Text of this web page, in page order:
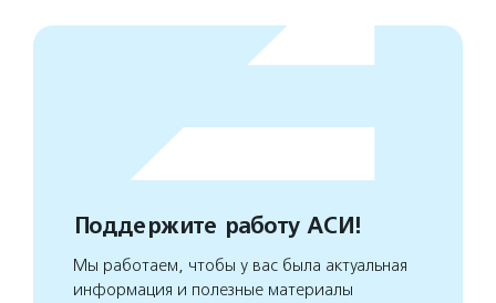
Поддержите работу АСИ!
Мы работаем, чтобы у вас была актуальная
информация и полезные материалы